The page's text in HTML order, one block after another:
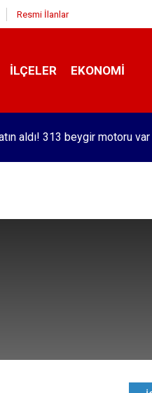
Resmi İlanlar
İLÇELER EKONOMI
Osimhen itirafı